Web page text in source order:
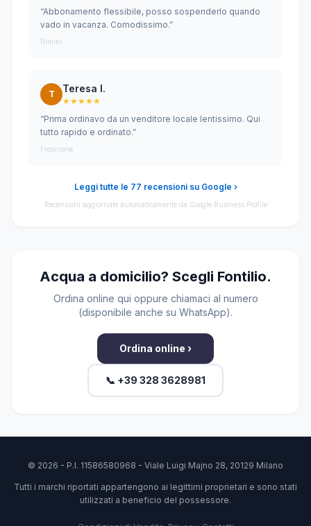
“Abbonamento flessibile, posso sospenderlo quando
vado in vacanza. Comodissimo.”
Rimini
T Teresa I.
★★★★★
“Prima ordinavo da un venditore locale lentissimo. Qui
tutto rapido e ordinato.”
Frosinone
Leggi tutte le 77 recensioni su Google ›
Recensioni aggiornate automaticamente da Google Business Profile
Acqua a domicilio? Scegli Fontilio.
Ordina online qui oppure chiamaci al numero
(disponibile anche su WhatsApp).
Ordina online ›
📞 +39 328 3628981
© 2026 - P.I. 11586580968 - Viale Luigi Majno 28, 20129 Milano
Tutti i marchi riportati appartengono ai legittimi proprietari e sono stati
utilizzati a beneficio del possessore.